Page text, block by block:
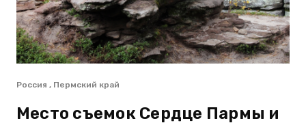
Россия , Пермский край
Место съемок Сердце Пармы и